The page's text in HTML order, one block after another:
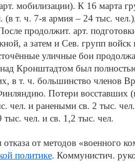
мо­би­ли­за­ции). К 16 мар­та
(в т. ч. 7-я ар­мия – 24 тыс.
про­дол­жит. арт.
а за­тем и Сев. групп
улич­ные бои
Крон­штад­том был
в т. ч. боль­шин­ст­во чле­нов
По­те­ри вос­став­ших
чел. и ра­не­ны­ми св. 2 тыс.
чел. и св. 1,2 тыс. чел.
от ме­то­дов «во­ен­но­го
по­ли­ти­ке. Ком­му­ни­стич.